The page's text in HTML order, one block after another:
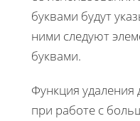
буквами будут
ними следуют
буквами.
Функция удаления
при работе с